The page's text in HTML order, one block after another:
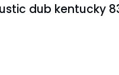
dub kentucky